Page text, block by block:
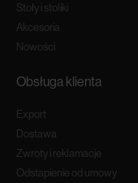
Stoły i stoliki
Akcesoria
Nowości
Obsługa klienta
Export
Dostawa
Zwroty i reklamacje
Odstapienie od umowy